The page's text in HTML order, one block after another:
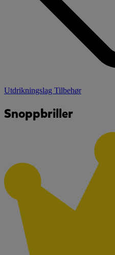
Utdrikningslag Tilbehør
Snoppbriller